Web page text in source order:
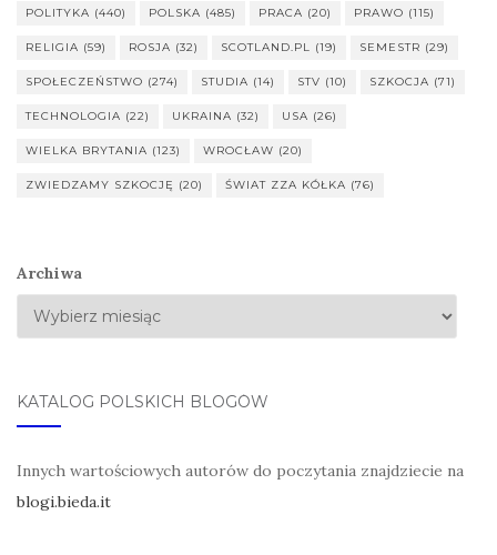
POLITYKA (440) POLSKA (485) PRACA (20) PRAWO (115)
RELIGIA (59) ROSJA (32) SCOTLAND.PL (19) SEMESTR (29)
SPOŁECZEŃSTWO (274) STUDIA (14) STV (10) SZKOCJA (71)
TECHNOLOGIA (22) UKRAINA (32) USA (26)
WIELKA BRYTANIA (123) WROCŁAW (20)
ZWIEDZAMY SZKOCJĘ (20) ŚWIAT ZZA KÓŁKA (76)
Archiwa
KATALOG POLSKICH BLOGÓW
Innych wartościowych autorów do poczytania znajdziecie na
blogi.bieda.it